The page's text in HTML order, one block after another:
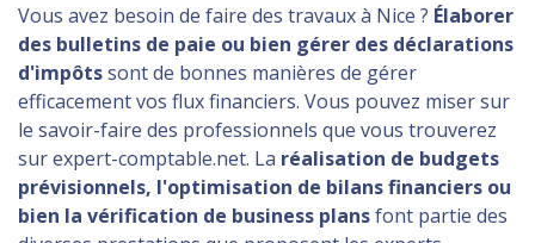
Vous avez besoin de faire des travaux à Nice ? Élaborer
des bulletins de paie ou bien gérer des déclarations
d'impôtssont de bonnes manières de gérer
efficacement vos flux financiers. Vous pouvez miser sur
le savoir-faire des professionnels que vous trouverez
sur expert-comptable.net. La réalisation de budgets
prévisionnels, l'optimisation de bilans financiers ou
bien la vérification de business plansfont partie des